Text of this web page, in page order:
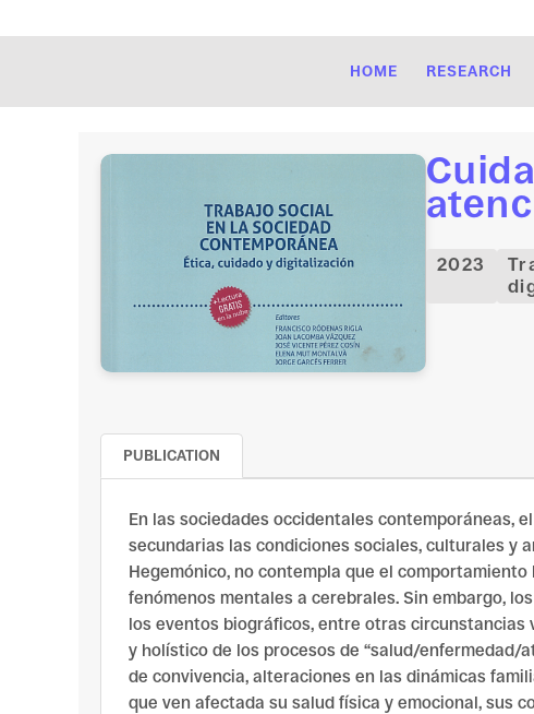
HOME RESEARCH
2023
PUBLICATION
En las sociedades occidentales contemporáneas,
secundarias las condiciones sociales, culturales y
Hegemónico, no contempla que el
fenómenos mentales a cerebrales. Sin embargo,
los eventos biográficos, entre otras
y holístico de los procesos de “salud/enfermedad/
de convivencia, alteraciones en las dinámicas
que ven afectada su salud física y emocional, sus